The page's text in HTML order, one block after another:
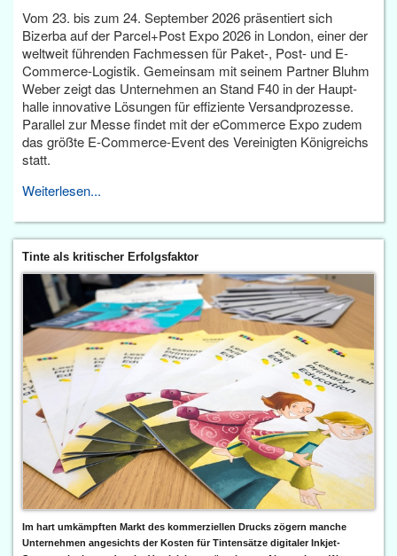
Vom 23. bis zum 24. September 2026 präsentiert sich
Bizerba auf der Parcel+Post Expo 2026 in London, einer der
weltweit führenden Fachmessen für Paket-, Post- und E-
Commerce-Logistik. Gemeinsam mit seinem Partner Bluhm
Weber zeigt das Unternehmen an Stand F40 in der Haupt­
halle innovative Lösungen für effiziente Versandprozesse.
Parallel zur Messe findet mit der eCommerce Expo zudem
das größte E-Commerce-Event des Vereinigten Königreichs
statt.
Weiterlesen...
Tinte als kritischer Erfolgsfaktor
Im hart umkämpften Markt des kommerziellen Drucks zögern manche
Unternehmen angesichts der Kosten für Tintensätze digitaler Inkjet-